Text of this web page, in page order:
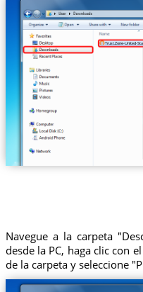
Trust.Zone-United-
Navegue a la carpeta
desde la PC, haga clic con
de la carpeta y seleccione